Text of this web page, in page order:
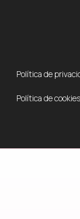
Política de
Política de cookies